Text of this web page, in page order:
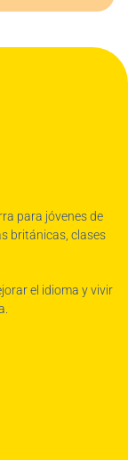
para jóvenes de
británicas, clases
el idioma y vivir